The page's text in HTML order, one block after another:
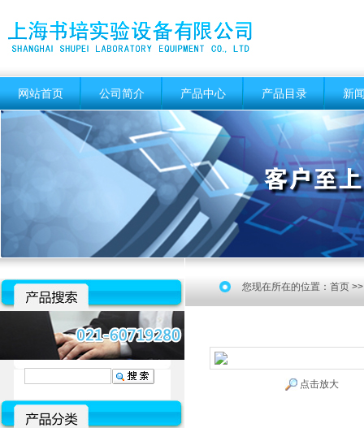
网站首页 公司简介 产品中心 产品目录 新
您现在所在的位置： 首页
点击放大